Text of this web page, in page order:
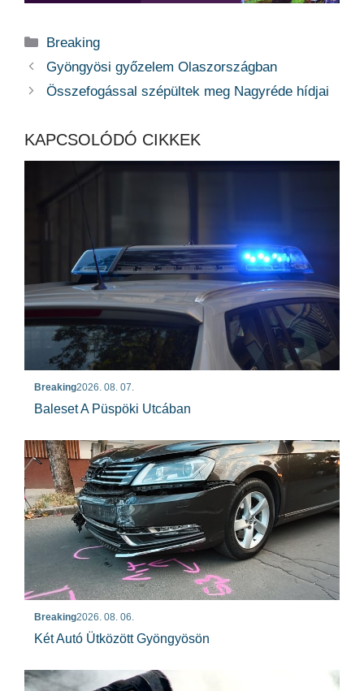
Kategória
Breaking
Gyöngyösi győzelem Olaszországban
Összefogással szépültek meg Nagyréde hídjai
KAPCSOLÓDÓ CIKKEK
Breaking2026. 08. 07.
Baleset A Püspöki Utcában
Breaking2026. 08. 06.
Két Autó Ütközött Gyöngyösön